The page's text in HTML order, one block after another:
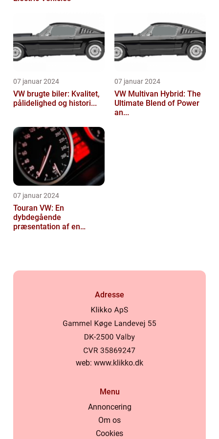
07 januar 2024
VW brugte biler: Kvalitet,
pålidelighed og histori...
07 januar 2024
VW Multivan Hybrid: The
Ultimate Blend of Power
an...
07 januar 2024
Touran VW: En
dybdegående
præsentation af en
Adresse
web: www.klikko.dk
Menu
Annoncering
Om os
Cookies